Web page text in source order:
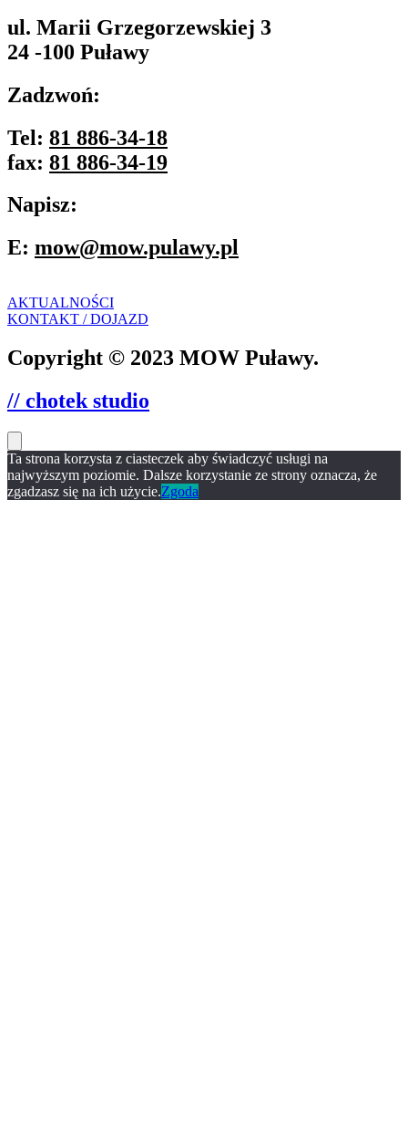
ul. Marii Grzegorzewskiej 3
24 -100 Puławy
Zadzwoń:
Tel: 81 886-34-18
fax: 81 886-34-19
Napisz:
E: mow@mow.pulawy.pl
AKTUALNOŚCI
KONTAKT / DOJAZD
Copyright © 2023 MOW Puławy.
// chotek studio
Ta strona korzysta z ciasteczek aby świadczyć usługi na
najwyższym poziomie. Dalsze korzystanie ze strony oznacza, że
zgadzasz się na ich użycie.Zgoda